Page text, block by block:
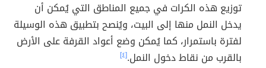
توزيع هذه الكرات في جميع المناطق التي يُمكن أن
يدخل النمل منها إلى البيت، ويُنصح بتطبيق هذه الوسيلة
لفترة باستمرار، كما يُمكن وضع أعواد القرفة على الأرض
بالقرب من نقاط دخول النمل.[٤]